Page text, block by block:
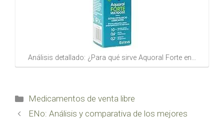
Análisis detallado: ¿Para qué sirve Aquoral Forte en…
Categorías
Medicamentos de venta libre
ENo: Análisis y comparativa de los mejores